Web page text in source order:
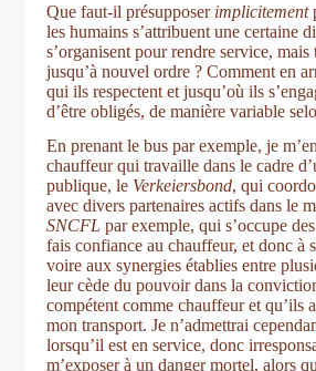
Que faut-il présupposer implicitement
les humains s’attribuent une certaine
s’organisent pour rendre service,
jusqu’à nouvel ordre ? Comment en
qui ils respectent et jusqu’où ils
d’être obligés, de manière variable
En prenant le bus par exemple, je
chauffeur qui travaille dans le cadre
publique, le Verkeiersbond, qui
avec divers partenaires actifs dans le
SNCFL par exemple, qui s’occupe
fais confiance au chauffeur, et donc à
voire aux synergies établies entre
leur cède du pouvoir dans la
compétent comme chauffeur et qu’ils
mon transport. Je n’admettrai
lorsqu’il est en service, donc
m’exposer à un danger mortel, alors